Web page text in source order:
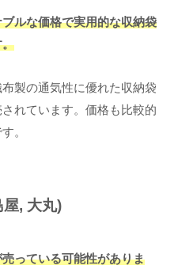
ルな価格で実用的な収納袋
。
製の通気性に優れた収納袋
れています。価格も比較的
。
, 大丸)
っている可能性がありま